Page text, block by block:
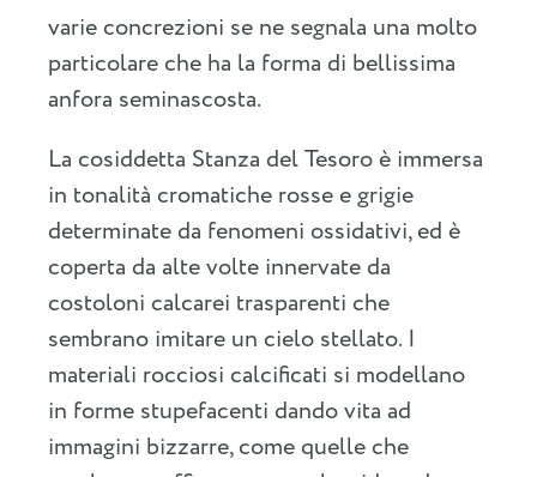
varie concrezioni se ne segnala una molto
particolare che ha la forma di bellissima
anfora seminascosta.
La cosiddetta Stanza del Tesoro è immersa
in tonalità cromatiche rosse e grigie
determinate da fenomeni ossidativi, ed è
coperta da alte volte innervate da
costoloni calcarei trasparenti che
sembrano imitare un cielo stellato. I
materiali rocciosi calcificati si modellano
in forme stupefacenti dando vita ad
immagini bizzarre, come quelle che